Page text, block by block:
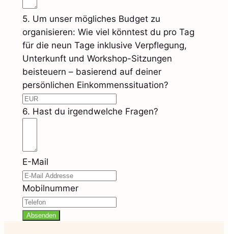
5. Um unser mögliches Budget zu
organisieren: Wie viel könntest du pro Tag
für die neun Tage inklusive Verpflegung,
Unterkunft und Workshop-Sitzungen
beisteuern – basierend auf deiner
persönlichen Einkommenssituation?
6. Hast du irgendwelche Fragen?
E-Mail
Mobilnummer
Absenden